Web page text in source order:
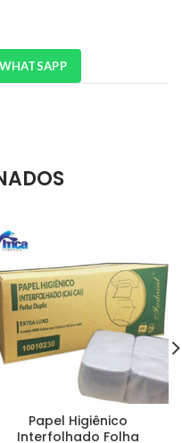
Papel Higiênico
Interfolhado Folha